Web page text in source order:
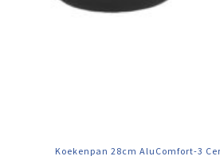
Koekenpan 28cm AluComfort-3